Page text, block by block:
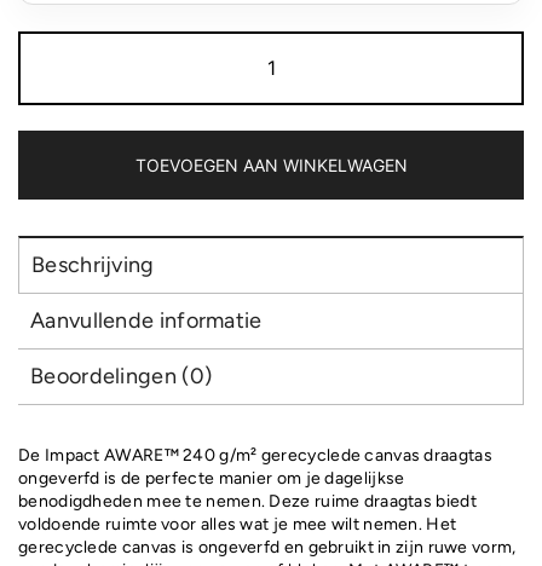
Aware™
XL
draagtas
ongeverfd
TOEVOEGEN AAN WINKELWAGEN
Beschrijving
Aanvullende informatie
Beoordelingen (0)
De Impact AWARE™ 240 g/m² gerecyclede canvas draagtas
ongeverfd is de perfecte manier om je dagelijkse
benodigdheden mee te nemen. Deze ruime draagtas biedt
voldoende ruimte voor alles wat je mee wilt nemen. Het
gerecyclede canvas is ongeverfd en gebruikt in zijn ruwe vorm,